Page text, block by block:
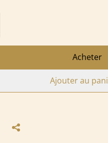
Acheter
Ajouter au